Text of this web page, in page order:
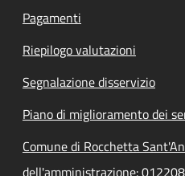
Pagamenti
Riepilogo valutazioni
Segnalazione disservizio
Piano di miglioramento dei
Comune di Rocchetta
dell'amministrazione: